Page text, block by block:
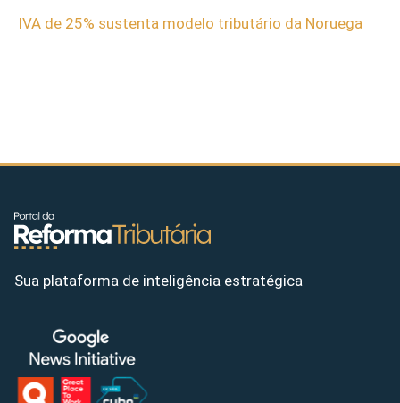
IVA de 25% sustenta modelo tributário da Noruega
Sua plataforma de inteligência estratégica